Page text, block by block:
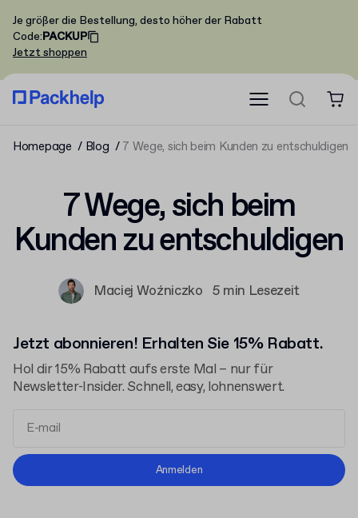
Je größer die Bestellung, desto höher der Rabatt
Code:PACKUP
Jetzt shoppen
Homepage Blog 7 Wege, sich beim Kunden zu entschuldigen
7 Wege, sich beim
Kunden zu entschuldigen
Maciej Woźniczko 5 min Lesezeit
Jetzt abonnieren! Erhalten Sie 15% Rabatt.
Hol dir 15% Rabatt aufs erste Mal – nur für
Newsletter-Insider. Schnell, easy, lohnenswert.
Allgemeinen Geschäftsbedingungen
Anmelden